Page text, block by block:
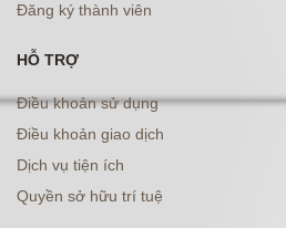
Đăng ký thành viên
HỖ TRỢ
Điều khoản sử dụng
Điều khoản giao dịch
Dịch vụ tiện ích
Quyền sở hữu trí tuệ